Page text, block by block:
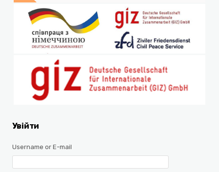
Увійти
Username or E-mail